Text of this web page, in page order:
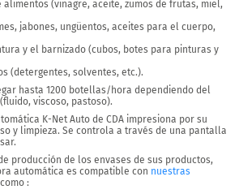
alimentos (vinagre, aceite, zumos de frutas, miel,
jabones, ungüentos, aceites para el cuerpo,
y el barnizado (cubos, botes para pinturas y
(detergentes, solventes, etc.).
hasta 1200 botellas/hora dependiendo del
viscoso, pastoso).
K-Net Auto de CDA impresiona por su
y limpieza. Se controla a través de una pantalla
producción de los envases de sus productos,
automática es compatible con nuestras
como :